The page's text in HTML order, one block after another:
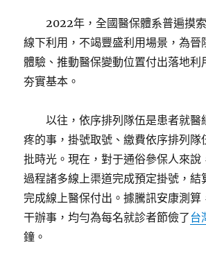
2022年，全國醫保體系普遍摸
線下利用，不竭豐盛利用場景，為晉
體驗、推動醫保變動位置付出落地利
夯實基本。
以往，依序排列隊伍是患者就醫
疼的事，掛號取號、繳費依序排列隊
批時光。現在，對于通俗參保人來說
過程諸多線上渠道完成預定掛號，結
完成線上醫保付出。據騰訊安康測算
干辦事，均勻為每名就診者節儉了台
鐘。